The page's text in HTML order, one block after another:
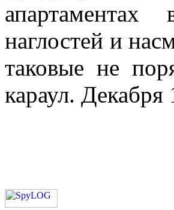
наглостей и
таковые не
караул. Декабря